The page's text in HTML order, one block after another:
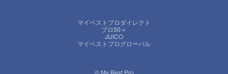
マイベストプロダイレクト
プロ50＋
JIJICO
マイベストプログローバル
© My Best Pro